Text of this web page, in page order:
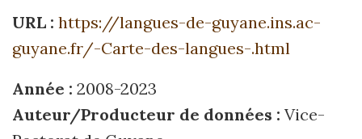
URL : https://langues-de-guyane.ins.ac-
guyane.fr/-Carte-des-langues-.html
Année : 2008-2023
Auteur/Producteur de données : Vice-